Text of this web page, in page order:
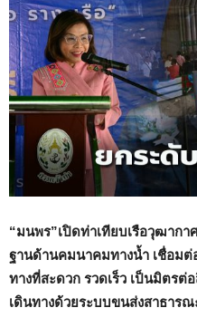
“มนพร”เปิดท่าเทียบเรือวุฒาก
ฐานด้านคมนาคมทางน้ำ เชื่อมต่
ทางที่สะดวก รวดเร็ว เป็นมิตรต่
เดินทางด้วยระบบขนส่งสาธาร